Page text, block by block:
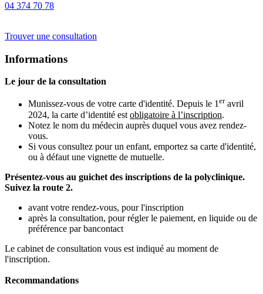
04 374 70 78
Trouver une consultation
Informations
Le jour de la consultation
Munissez-vous de votre carte d'identité. Depuis le 1eravril
2024, la carte d’identité est obligatoire à l’inscription.
Notez le nom du médecin auprès duquel vous avez rendez-
vous.
Si vous consultez pour un enfant, emportez sa carte d'identité,
ou à défaut une vignette de mutuelle.
Présentez-vous au guichet des inscriptions de la polyclinique.
Suivez la route 2.
avant votre rendez-vous, pour l'inscription
après la consultation, pour régler le paiement, en liquide ou de
préférence par bancontact
Le cabinet de consultation vous est indiqué au moment de
l'inscription.
Recommandations